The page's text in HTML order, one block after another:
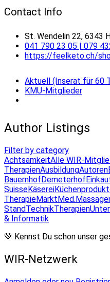
Contact Info
St. Wendelin 22, 6343
041 790 23 05 | 079
https://feelketo.ch/
Aktuell (Inserat für 60
KMU-Mitglieder
Author Listings
Filter by category
AchtsamkeitAlle WIR-
TherapienAusbildungAutoren
BauernhofDemeterhof
SuisseKäserei
TherapieMarkt
StandTechnikTherapien
& Informatik
💚 Kennst Du schon unser
WIR-Netzwerk